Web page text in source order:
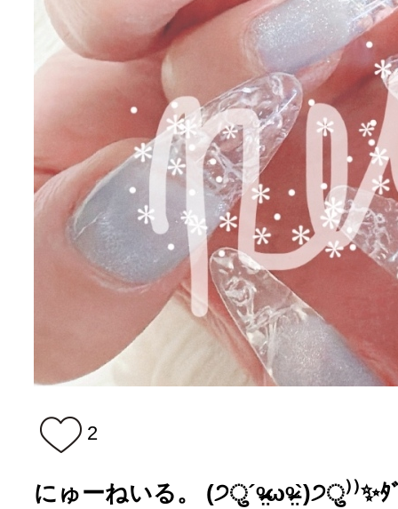
2
にゅーねいる。 (੭ु´ᵒ̴̶̷̤ωᵒ̴̶̷̤`)੭ु⁾⁾✨️ﾀ